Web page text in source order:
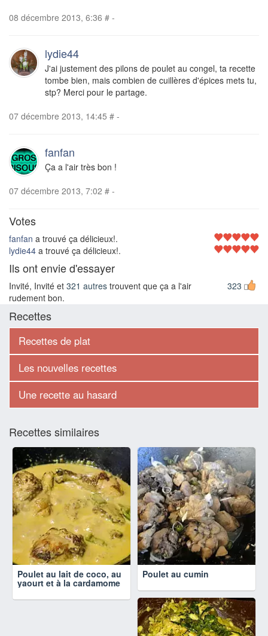
08 décembre 2013, 6:36 # -
lydie44
J'ai justement des pilons de poulet au congel, ta recette
tombe bien, mais combien de cuillères d'épices mets tu,
stp? Merci pour le partage.
07 décembre 2013, 14:45 # -
fanfan
Ça a l'air très bon !
07 décembre 2013, 7:02 # -
Votes
fanfan a trouvé ça délicieux!.
lydie44 a trouvé ça délicieux!.
Ils ont envie d'essayer
323
Invité, Invité et 321 autres trouvent que ça a l'air
rudement bon.
Recettes
Recettes de plat
Les nouvelles recettes
Une recette au hasard
Recettes similaires
Poulet au lait de coco, au
yaourt et à la cardamome
Poulet au cumin